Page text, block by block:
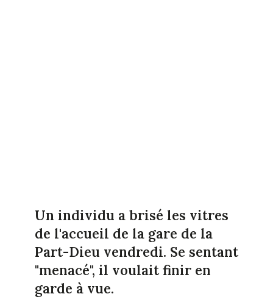
Un individu a brisé les vitres
de l'accueil de la gare de la
Part-Dieu vendredi. Se sentant
"menacé", il voulait finir en
garde à vue.